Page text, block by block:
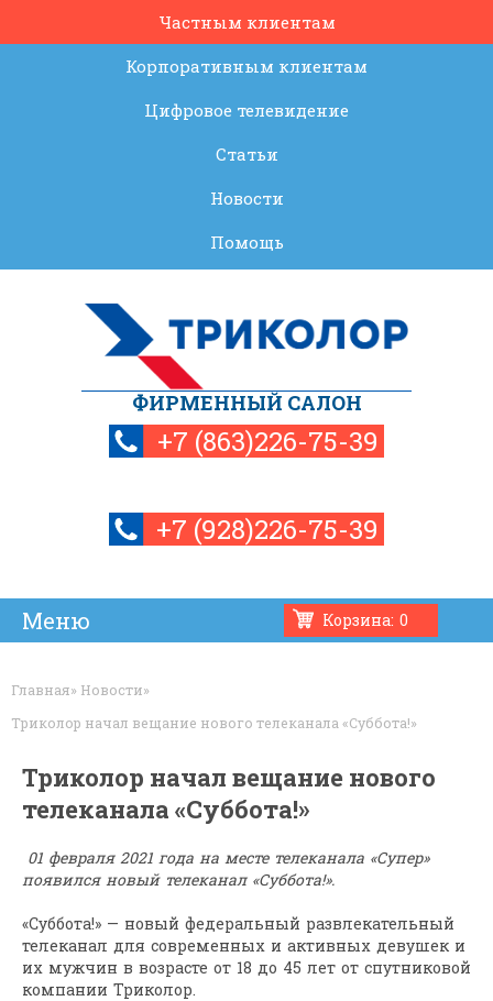
Частным клиентам
Корпоративным клиентам
Цифровое телевидение
Статьи
Новости
Помощь
ФИРМЕННЫЙ САЛОН
+7 (863)226-75-39
+7 (928)226-75-39
Корзина: 0
Главная» Новости»
Триколор начал вещание нового телеканала «Cуббота!»
Триколор начал вещание нового
телеканала «Cуббота!»
01 февраля 2021 года на месте телеканала «Супер»
появился новый телеканал «Суббота!».
«Cуббота!» — новый федеральный развлекательный
телеканал для современных и активных девушек и
их мужчин в возрасте от 18 до 45 лет от спутниковой
компании Триколор.